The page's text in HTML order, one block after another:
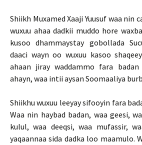
Shiikh Muxamed Xaaji Yuusuf waa nin
wuxuu ahaa dadkii muddo hore
kusoo dhammaystay gobollada
daaci wayn oo wuxuu kasoo
ahaan jiray waddammo fara
ahayn, waa intii aysan Soomaaliya
Shiikhu wuxuu leeyay sifooyin fara
Waa nin haybad badan, waa geesi,
kulul, waa deeqsi, waa mufassir,
yaqaannaa sida dadka loo maamulo.